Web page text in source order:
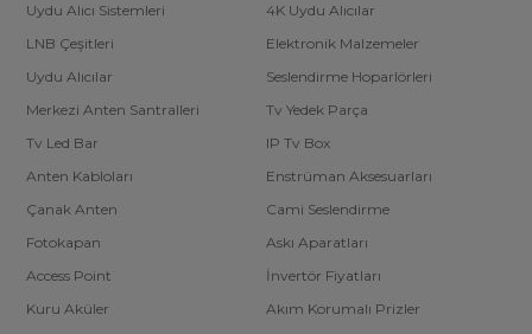
Uydu Alıcı Sistemleri
4K Uydu Alıcılar
LNB Çeşitleri
Elektronik Malzemeler
Uydu Alıcılar
Seslendirme Hoparlörleri
Merkezi Anten Santralleri
Tv Yedek Parça
Tv Led Bar
IP Tv Box
Anten Kabloları
Enstrüman Aksesuarları
Çanak Anten
Cami Seslendirme
Fotokapan
Askı Aparatları
Access Point
İnvertör Fiyatları
Kuru Aküler
Akım Korumalı Prizler